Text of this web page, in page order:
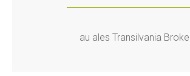
au ales Transilvania